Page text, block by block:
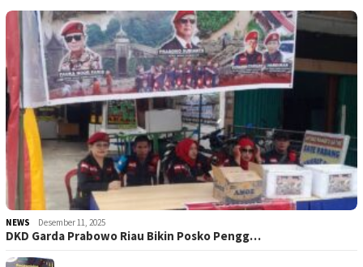
NEWS Desember 11, 2025
DKD Garda Prabowo Riau Bikin Posko Pengg…